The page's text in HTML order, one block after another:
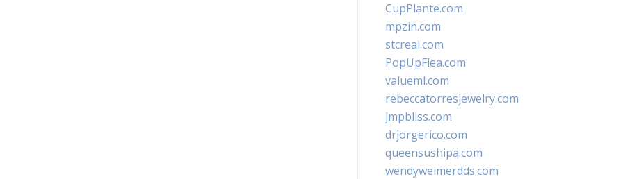
CupPlante.com
mpzin.com
stcreal.com
PopUpFlea.com
valueml.com
rebeccatorresjewelry.com
jmpbliss.com
drjorgerico.com
queensushipa.com
wendyweimerdds.com